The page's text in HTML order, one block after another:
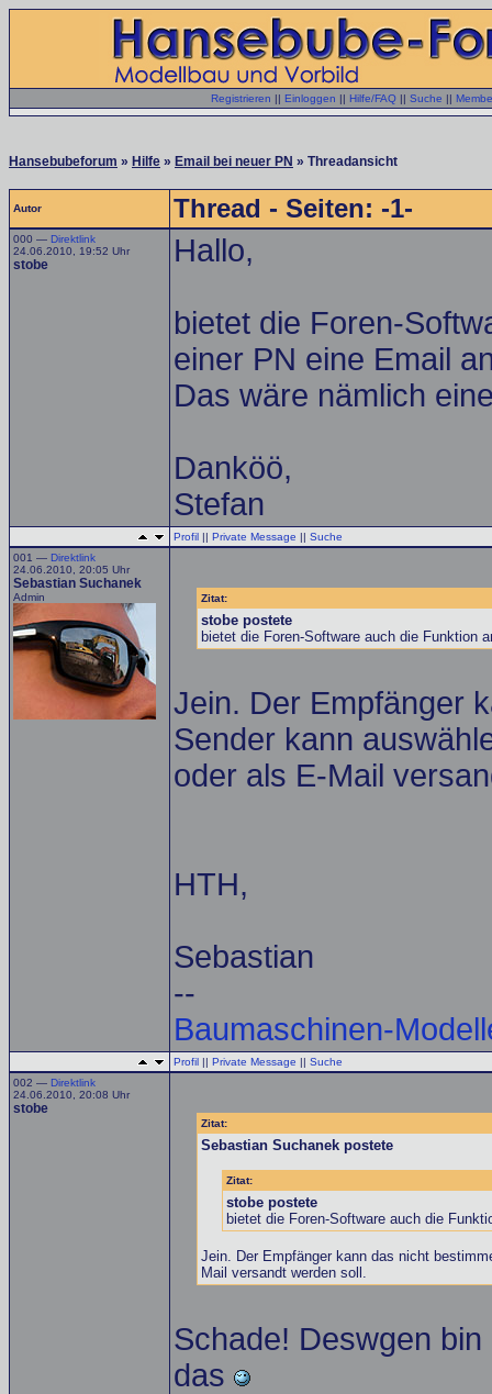
Registrieren || Einloggen || Hilfe/FAQ || Suche ||
Hansebubeforum » Hilfe » Email bei neuer PN » Threadansicht
Autor Thread - Seiten: -1-
000 — Direktlink
24.06.2010, 19:52 Uhr
stobe Hallo,
bietet die Foren-
einer PN eine Email
Das wäre nämlich
Danköö,
Stefan
Profil || Private Message || Suche
001 — Direktlink
24.06.2010, 20:05 Uhr
Sebastian Suchanek
Admin Zitat:
stobe postete
bietet die Foren-Software auch die Funktion
Jein. Der Empfänger
Sender kann
oder als E-Mail
HTH,
Sebastian
--
Baumaschinen-
Profil || Private Message || Suche
002 — Direktlink
24.06.2010, 20:08 Uhr
stobe
Zitat:
Sebastian Suchanek postete
Zitat:
stobe postete
bietet die Foren-Software auch die
Jein. Der Empfänger kann das nicht
Mail versandt werden soll.
Schade! Deswgen
das